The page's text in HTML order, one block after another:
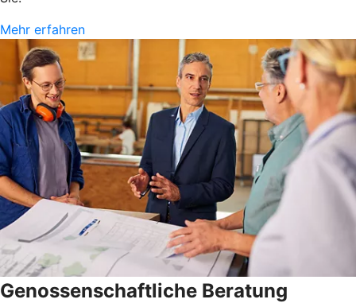
Mehr erfahren
Genossenschaftliche Beratung